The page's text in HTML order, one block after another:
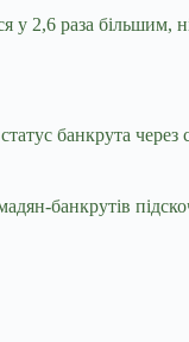
у 2,6 раза
банкрута
банкрутів